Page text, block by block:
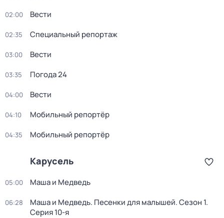
02:00 Вести
02:35 Специальный репортаж
03:00 Вести
03:35 Погода 24
04:00 Вести
04:10 Мобильный репортёр
04:35 Мобильный репортёр
Карусель
05:00 Маша и Медведь
06:28 Маша и Медведь. Песенки для малышей. Сезон 1.
Серия 10-я